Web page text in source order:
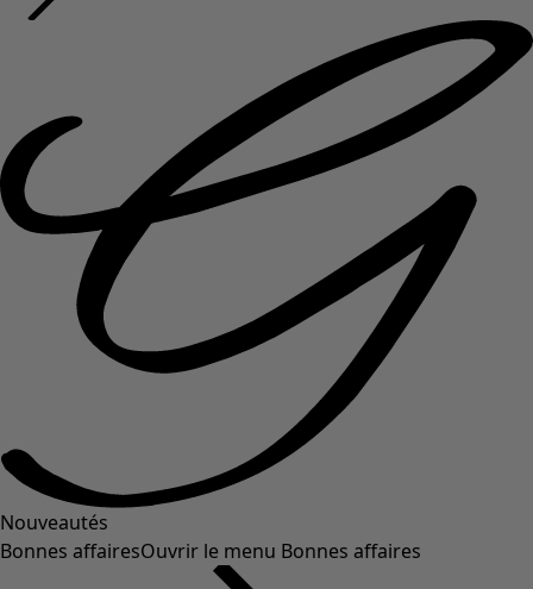
Nouveautés
Bonnes affairesOuvrir le menu Bonnes affaires